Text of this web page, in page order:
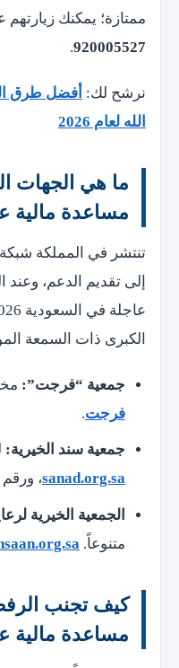
ممتازة؛ يمكنك زيارتهم
920005527
.
نرشح لك: أفضل طرق
الله لعام 2026
ما هي الجهات
مساعدة مالية
تنتشر في المملكة
إلى تقديم الدعم،
الكبرى ذات السمعة
جمعية “فرجت”:
فرجت.
جمعية سند الخيرية:
sanad.org.sa،
الجمعية الخيرية
متنوعاً.
كيف تجنب
مساعدة مالية